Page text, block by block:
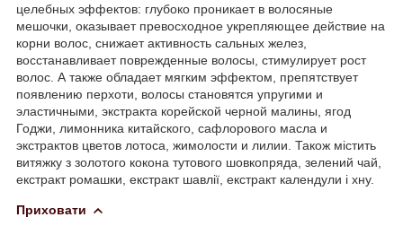
целебных эффектов: глубоко проникает в волосяные
мешочки, оказывает превосходное укрепляющее действие на
корни волос, снижает активность сальных желез,
восстанавливает поврежденные волосы, стимулирует рост
волос. А также обладает мягким эффектом, препятствует
появлению перхоти, волосы становятся упругими и
эластичными, экстракта корейской черной малины, ягод
Годжи, лимонника китайского, сафлорового масла и
экстрактов цветов лотоса, жимолости и лилии. Також містить
витяжку з золотого кокона тутового шовкопряда, зелений чай,
екстракт ромашки, екстракт шавлії, екстракт календули і хну.
Приховати